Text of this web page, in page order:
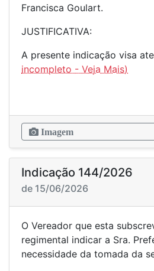
Francisca Goulart.
JUSTIFICATIVA:
A presente indicação visa
Imagem
Indicação 144/2026
de 15/06/2026
O Vereador que esta
regimental indicar a Sra.
necessidade da tomada da